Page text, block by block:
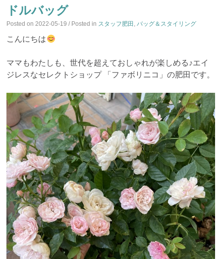
ドルバッグ
Posted on2022-05-19 / Posted in スタッフ肥田 ,バッグ＆スタイリング
こんにちは
ママもわたしも、世代を超えておしゃれが楽しめる♪エイ
ジレスなセレクトショップ 「ファボリニコ」の肥田です。